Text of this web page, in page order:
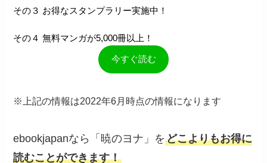
その３ お得なスタンプラリー実施中！
その４ 無料マンガが5,000冊以上！
今すぐ読む
※上記の情報は2022年6月時点の情報になります
ebookjapanなら「暁のヨナ」をどこよりもお得に
読むことができます！